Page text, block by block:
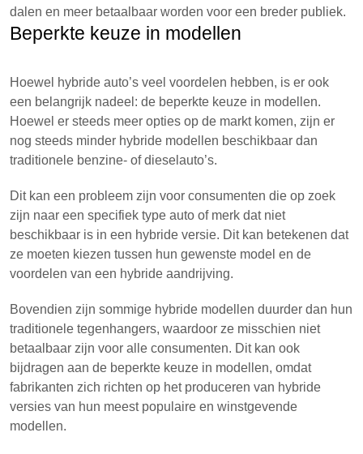
dalen en meer betaalbaar worden voor een breder publiek.
Beperkte keuze in modellen
Hoewel hybride auto’s veel voordelen hebben, is er ook
een belangrijk nadeel: de beperkte keuze in modellen.
Hoewel er steeds meer opties op de markt komen, zijn er
nog steeds minder hybride modellen beschikbaar dan
traditionele benzine- of dieselauto’s.
Dit kan een probleem zijn voor consumenten die op zoek
zijn naar een specifiek type auto of merk dat niet
beschikbaar is in een hybride versie. Dit kan betekenen dat
ze moeten kiezen tussen hun gewenste model en de
voordelen van een hybride aandrijving.
Bovendien zijn sommige hybride modellen duurder dan hun
traditionele tegenhangers, waardoor ze misschien niet
betaalbaar zijn voor alle consumenten. Dit kan ook
bijdragen aan de beperkte keuze in modellen, omdat
fabrikanten zich richten op het produceren van hybride
versies van hun meest populaire en winstgevende
modellen.